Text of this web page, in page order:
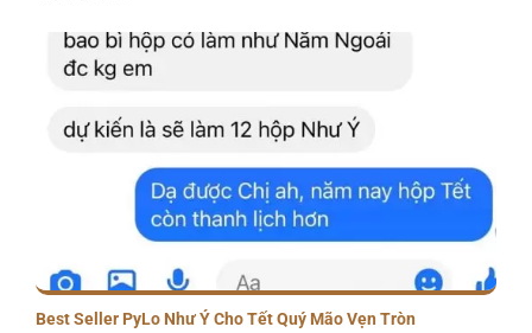
Best Seller PyLo Như Ý Cho Tết Quý Mão Vẹn Tròn